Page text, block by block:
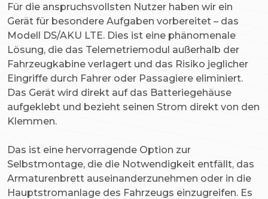
Für die anspruchsvollsten Nutzer haben wir ein
Gerät für besondere Aufgaben vorbereitet – das
Modell DS/AKU LTE. Dies ist eine phänomenale
Lösung, die das Telemetriemodul außerhalb der
Fahrzeugkabine verlagert und das Risiko jeglicher
Eingriffe durch Fahrer oder Passagiere eliminiert.
Das Gerät wird direkt auf das Batteriegehäuse
aufgeklebt und bezieht seinen Strom direkt von den
Klemmen.
Das ist eine hervorragende Option zur
Selbstmontage, die die Notwendigkeit entfällt, das
Armaturenbrett auseinanderzunehmen oder in die
Hauptstromanlage des Fahrzeugs einzugreifen. Es